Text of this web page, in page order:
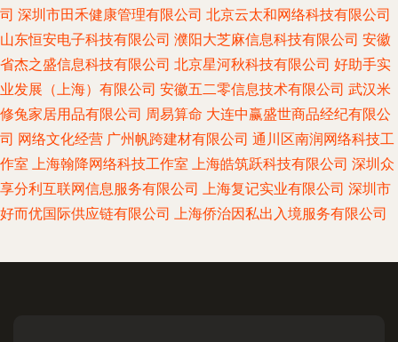
司 深圳市田禾健康管理有限公司 北京云太和网络科技有限公司
山东恒安电子科技有限公司 濮阳大芝麻信息科技有限公司 安徽
省杰之盛信息科技有限公司 北京星河秋科技有限公司 好助手实
业发展（上海）有限公司 安徽五二零信息技术有限公司 武汉米
修兔家居用品有限公司 周易算命 大连中赢盛世商品经纪有限公
司 网络文化经营 广州帆跨建材有限公司 通川区南润网络科技工
作室 上海翰降网络科技工作室 上海皓筑跃科技有限公司 深圳众
享分利互联网信息服务有限公司 上海复记实业有限公司 深圳市
好而优国际供应链有限公司 上海侨治因私出入境服务有限公司